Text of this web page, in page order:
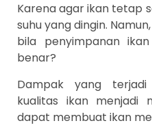
Karena agar ikan tetap
suhu yang dingin.
bila penyimpanan
benar?
Dampak yang
kualitas ikan menjadi
dapat membuat ikan